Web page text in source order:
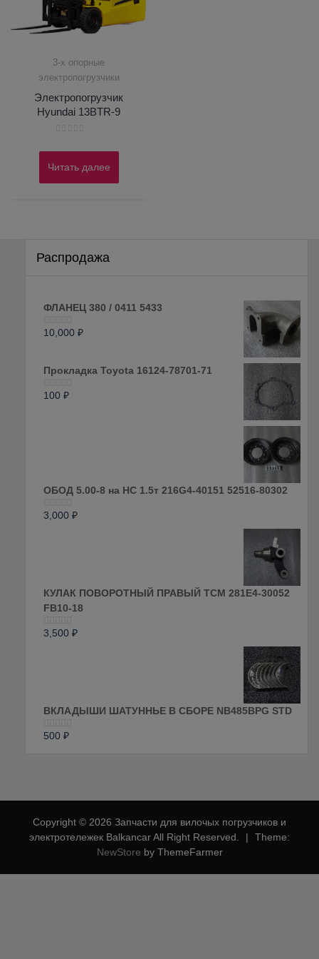
3-х опорные
электропогрузчики
Электропогрузчик
Hyundai 13BTR-9
0
5
Читать далее
Распродажа
ФЛАНЕЦ 380 / 0411 5433
Оценка
5
10,000 ₽
Прокладка Toyota 16124-78701-71
Оценка
100 ₽
ОБОД 5.00-8 на HC 1.5т 216G4-40151 52516-80302
Оценка
3,000 ₽
КУЛАК ПОВОРОТНЫЙ ПРАВЫЙ ТСМ 281E4-30052
FB10-18
Оценка
3,500 ₽
ВКЛАДЫШИ ШАТУННЬЕ В СБОРЕ NB485BPG STD
Оценка
500 ₽
Copyright © 2026 Запчасти для вилочых погрузчиков и
электротележек Balkancar All Right Reserved.
|
Theme:
NewStore by ThemeFarmer